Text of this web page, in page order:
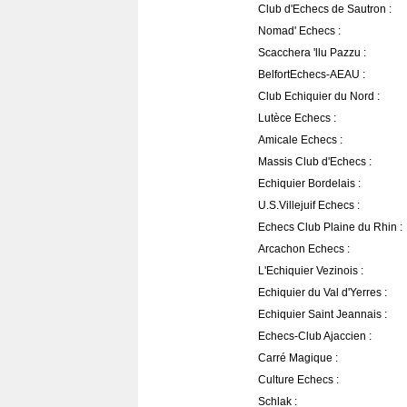
Club d'Echecs de Sautron :
Nomad' Echecs :
Scacchera 'llu Pazzu :
BelfortEchecs-AEAU :
Club Echiquier du Nord :
Lutèce Echecs :
Amicale Echecs :
Massis Club d'Echecs :
Echiquier Bordelais :
U.S.Villejuif Echecs :
Echecs Club Plaine du Rhin :
Arcachon Echecs :
L'Echiquier Vezinois :
Echiquier du Val d'Yerres :
Echiquier Saint Jeannais :
Echecs-Club Ajaccien :
Carré Magique :
Culture Echecs :
Schlak :